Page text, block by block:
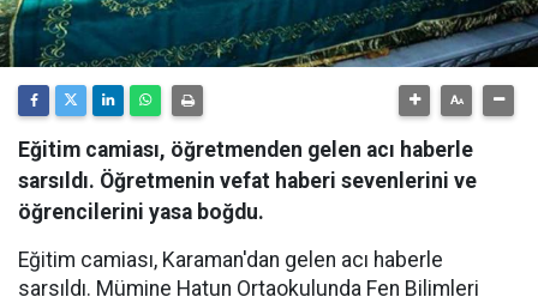
Eğitim camiası, öğretmenden gelen acı haberle
sarsıldı. Öğretmenin vefat haberi sevenlerini ve
öğrencilerini yasa boğdu.
Eğitim camiası, Karaman'dan gelen acı haberle
sarsıldı. Mümine Hatun Ortaokulunda Fen Bilimleri